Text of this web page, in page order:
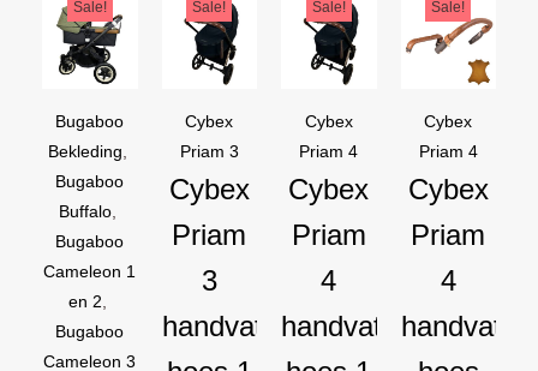
Sale!
Bugaboo
Bekleding
Bugaboo
Buffalo,
Bugaboo
Cameleon 1
en 2
Bugaboo
Cameleon 3
Oorspronkelijke
prijs
prijs
Sale!
Cybex
Priam 3
Cybex
Priam
3
handvat
Oorspronkelijke
prijs
Huidige
prijs
Sale!
Cybex
Priam 4
Cybex
Priam
4
handvat
Oorspronkelijke
prijs
was:
Huidige
prijs
is:
Sale!
Cybex
Priam 4
Cybex
Priam
4
handvat
prijs
was:
prijs
is: